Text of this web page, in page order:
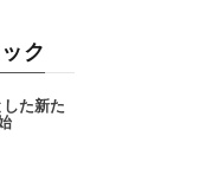
ク
た新た